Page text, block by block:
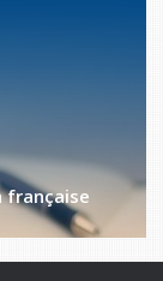
française